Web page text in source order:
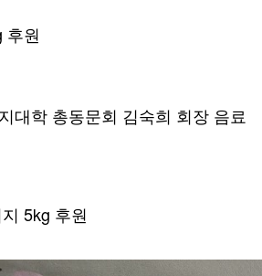
후원
대학 총동문회 김숙희 회장 음료
5kg 후원